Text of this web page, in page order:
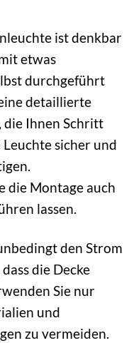
ist denkbar
etwas
durchgeführt
detaillierte
Ihnen Schritt
sicher und
die Montage auch
lassen.
den Strom
die Decke
Sie nur
und
zu vermeiden.